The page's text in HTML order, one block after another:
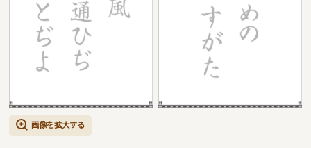
画像を拡大する